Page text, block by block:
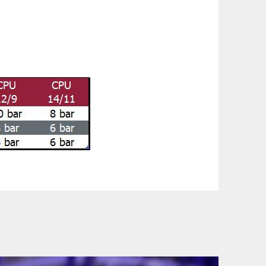
információinkat, hogy a
okból kifolyólag a szállítás
díjat a vásárlás folyamata során